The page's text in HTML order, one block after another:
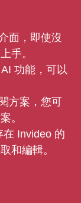
面，即使沒
手。
功能，可以
方案，您可
。
Invideo 的
和編輯。